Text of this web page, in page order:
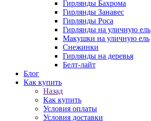
Гирлянды Бахрома
Гирлянды Занавес
Гирлянды Роса
Гирлянды на уличную ель
Макушки на уличную ель
Снежинки
Гирлянды на деревья
Белт-лайт
Блог
Как купить
Назад
Как купить
Условия оплаты
Условия доставки